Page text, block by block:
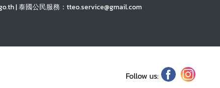
| 泰國公民服務：tteo.service@gmail.com
Follow us: